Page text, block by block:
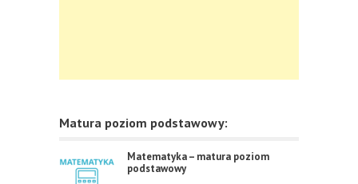
Matura poziom podstawowy:
Matematyka – matura poziom
podstawowy